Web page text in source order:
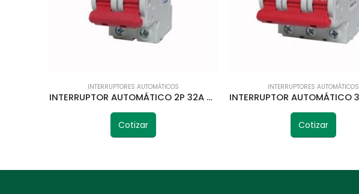
INTERRUPTORES AUTOMÁTICOS
INTERRUPTOR AUTOMÁTICO 2P 32A 6KA CURVA C STECK
Cotizar
INTERRUPTORES AUTOMÁTICOS
Cotizar